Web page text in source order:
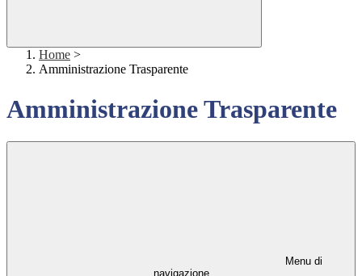
Home >
Amministrazione Trasparente
Amministrazione Trasparente
Menu di
navigazione